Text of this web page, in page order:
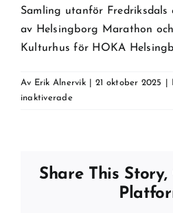
Samling utanför Fredriksdals
av Helsingborg Marathon
Kulturhus för HOKA
Av Erik Alnervik 21 oktober 2025
inaktiveradeför
banan?
Share This Story,